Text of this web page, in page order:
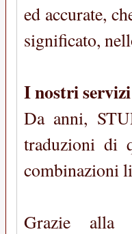
ed accurate,
significato,
I nostri
Da anni,
traduzioni di
combinazioni
Grazie alla